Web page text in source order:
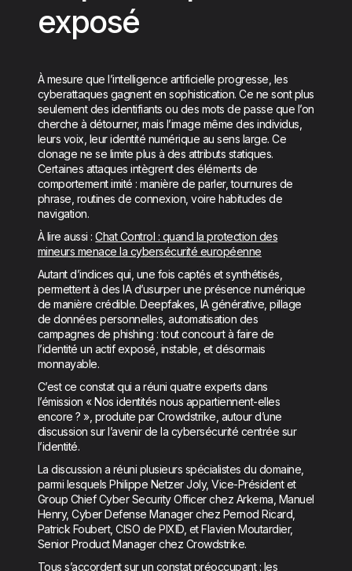
exposé
À mesure que l’intelligence artificielle progresse, les
cyberattaques gagnent en sophistication. Ce ne sont plus
seulement des identifiants ou des mots de passe que l’on
cherche à détourner, mais l’image même des individus,
leurs voix, leur identité numérique au sens large. Ce
clonage ne se limite plus à des attributs statiques.
Certaines attaques intègrent des éléments de
comportement imité : manière de parler, tournures de
phrase, routines de connexion, voire habitudes de
navigation.
À lire aussi :Chat Control : quand la protection des
mineurs menace la cybersécurité européenne
Autant d’indices qui, une fois captés et synthétisés,
permettent à des IA d’usurper une présence numérique
de manière crédible. Deepfakes, IA générative, pillage
de données personnelles, automatisation des
campagnes de phishing : tout concourt à faire de
l’identité un actif exposé, instable, et désormais
monnayable.
C’est ce constat qui a réuni quatre experts dans
l’émission « Nos identités nous appartiennent-elles
encore ? », produite par Crowdstrike, autour d’une
discussion sur l’avenir de la cybersécurité centrée sur
l’identité.
La discussion a réuni plusieurs spécialistes du domaine,
parmi lesquels Philippe Netzer Joly, Vice-Président et
Group Chief Cyber Security Officer chez Arkema, Manuel
Henry, Cyber Defense Manager chez Pernod Ricard,
Patrick Foubert, CISO de PIXID, et Flavien Moutardier,
Senior Product Manager chez Crowdstrike.
Tous s’accordent sur un constat préoccupant : les